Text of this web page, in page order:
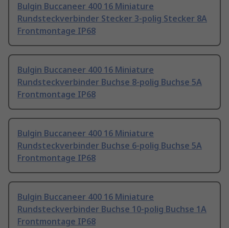
Bulgin Buccaneer 400 16 Miniature
Rundsteckverbinder Stecker 3-polig Stecker 8A
Frontmontage IP68
Bulgin Buccaneer 400 16 Miniature
Rundsteckverbinder Buchse 8-polig Buchse 5A
Frontmontage IP68
Bulgin Buccaneer 400 16 Miniature
Rundsteckverbinder Buchse 6-polig Buchse 5A
Frontmontage IP68
Bulgin Buccaneer 400 16 Miniature
Rundsteckverbinder Buchse 10-polig Buchse 1A
Frontmontage IP68